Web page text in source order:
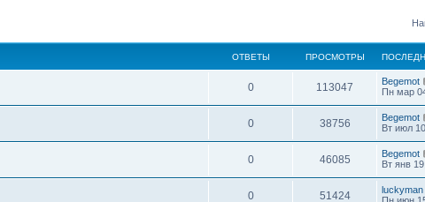
ОТВЕТЫ ПРОСМОТРЫ
0 113047
Begemot
Пн мар
0 38756
Begemot
Вт июл
0 46085
Begemot
Вт янв
0 51424
luckyman